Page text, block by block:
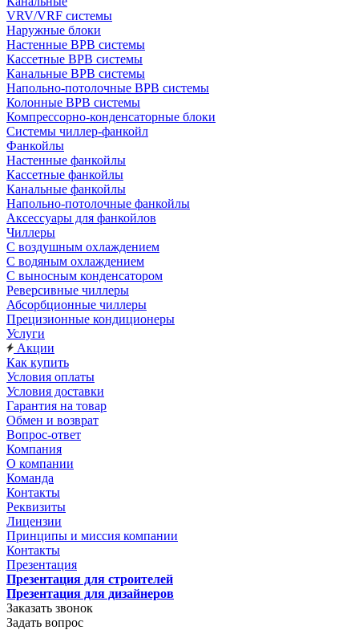
VRV/VRF системы
Наружные блоки
Настенные ВРВ системы
Кассетные ВРВ системы
Канальные ВРВ системы
Напольно-потолочные ВРВ системы
Колонные ВРВ системы
Компрессорно-конденсаторные блоки
Системы чиллер-фанкойл
Фанкойлы
Настенные фанкойлы
Кассетные фанкойлы
Канальные фанкойлы
Напольно-потолочные фанкойлы
Аксессуары для фанкойлов
Чиллеры
С воздушным охлаждением
С водяным охлаждением
С выносным конденсатором
Реверсивные чиллеры
Абсорбционные чиллеры
Прецизионные кондиционеры
Услуги
Акции
Как купить
Условия оплаты
Условия доставки
Гарантия на товар
Обмен и возврат
Вопрос-ответ
Компания
О компании
Команда
Контакты
Реквизиты
Лицензии
Принципы и миссия компании
Контакты
Презентация
Презентация для строителей
Презентация для дизайнеров
Заказать звонок
Задать вопрос